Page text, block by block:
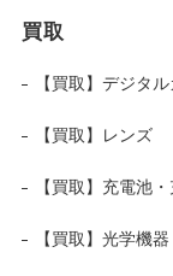
買取
【買取】デジタ
【買取】レンズ
【買取】充電池
【買取】光学機器